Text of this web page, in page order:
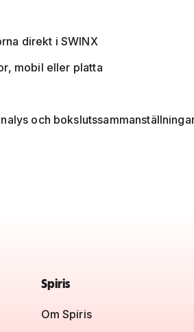
direkt i SWINX
mobil eller platta
och
Spiris
Om Spiris